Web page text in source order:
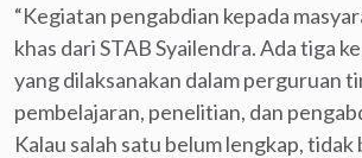
“Kegiatan pengabdian kepada
khas dari STAB Syailendra. Ada tiga
yang dilaksanakan dalam perguruan
pembelajaran, penelitian, dan
Kalau salah satu belum lengkap, tidak